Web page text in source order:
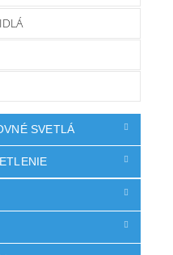
SVETLÁ